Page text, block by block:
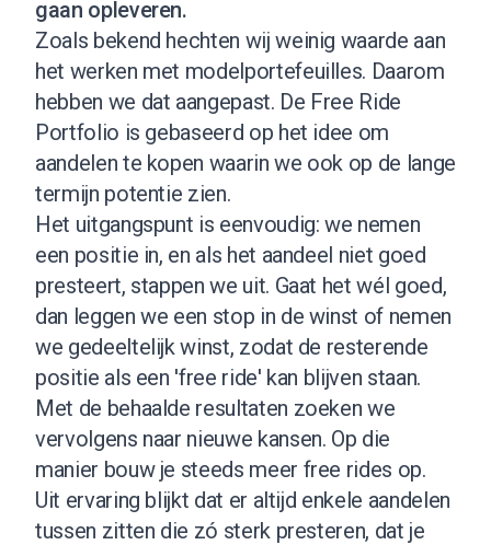
gaan opleveren.
Zoals bekend hechten wij weinig waarde aan
het werken met modelportefeuilles. Daarom
hebben we dat aangepast. De Free Ride
Portfolio is gebaseerd op het idee om
aandelen te kopen waarin we ook op de lange
termijn potentie zien.
Het uitgangspunt is eenvoudig: we nemen
een positie in, en als het aandeel niet goed
presteert, stappen we uit. Gaat het wél goed,
dan leggen we een stop in de winst of nemen
we gedeeltelijk winst, zodat de resterende
positie als een 'free ride' kan blijven staan.
Met de behaalde resultaten zoeken we
vervolgens naar nieuwe kansen. Op die
manier bouw je steeds meer free rides op.
Uit ervaring blijkt dat er altijd enkele aandelen
tussen zitten die zó sterk presteren, dat je